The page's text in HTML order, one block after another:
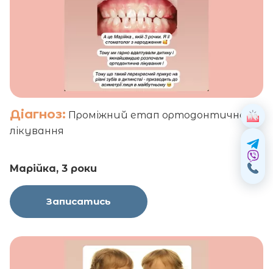
Діагноз: Проміжний етап ортодонтичного
лікування
Марійка, 3 роки
Записатись